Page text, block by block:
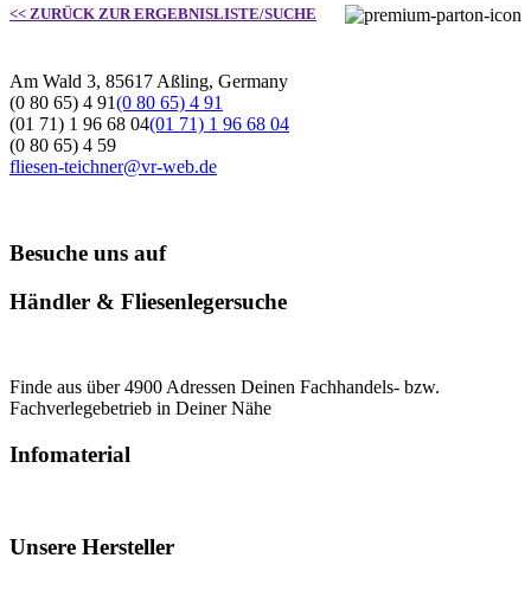
<< ZURÜCK ZUR ERGEBNISLISTE/SUCHE
Am Wald 3, 85617 Aßling, Germany
(0 80 65) 4 91(0 80 65) 4 91
(01 71) 1 96 68 04(01 71) 1 96 68 04
(0 80 65) 4 59
fliesen-teichner@vr-web.de
Besuche uns auf
Händler & Fliesenlegersuche
Finde aus über 4900 Adressen Deinen Fachhandels- bzw.
Fachverlegebetrieb in Deiner Nähe
Infomaterial
Unsere Hersteller